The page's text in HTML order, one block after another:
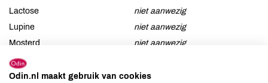
Lactose
niet aanwezig
Lupine
niet aanwezig
Mosterd
niet aanwezig
Noten
Schaaldieren
niet aanwezig
Odin.nl maakt gebruik van cookies